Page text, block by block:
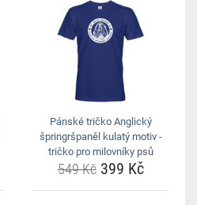
Pánské tričko Anglický
špringršpaněl kulatý motiv -
tričko pro milovníky psů
549 Kč399 Kč